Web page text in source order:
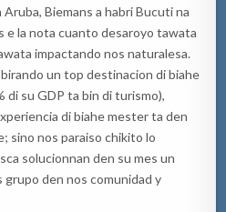
Biemans a habri Bucuti na
e la nota cuanto desaroyo tawata
impactando nos naturalesa.
un top destinacion di biahe
di su GDP ta bin di turismo),
di biahe mester ta den
sino nos paraiso chikito lo
solucionnan den su mes un
grupo den nos comunidad y